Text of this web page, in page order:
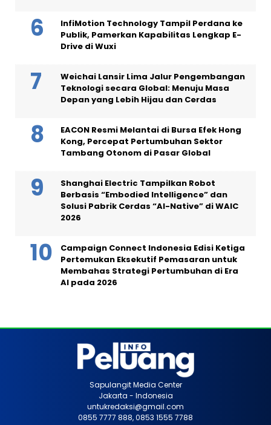
InfiMotion Technology Tampil Perdana ke
Publik, Pamerkan Kapabilitas Lengkap E-
Drive di Wuxi
Weichai Lansir Lima Jalur Pengembangan
Teknologi secara Global: Menuju Masa
Depan yang Lebih Hijau dan Cerdas
EACON Resmi Melantai di Bursa Efek Hong
Kong, Percepat Pertumbuhan Sektor
Tambang Otonom di Pasar Global
Shanghai Electric Tampilkan Robot
Berbasis “Embodied Intelligence” dan
Solusi Pabrik Cerdas “AI-Native” di WAIC
2026
Campaign Connect Indonesia Edisi Ketiga
Pertemukan Eksekutif Pemasaran untuk
Membahas Strategi Pertumbuhan di Era
AI pada 2026
Sapulangit Media Center
Jakarta - Indonesia
untukredaksi@gmail.com
0855 7777 888, 0853 1555 7788